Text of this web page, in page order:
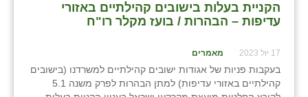
הקניית בעלות בישובים קהילתיים באזורי
עדיפות – הבהרות / בועז מקלר רו"ח
17 יול 2023 מאמרים
בעקבות פניות של אגודות ישובים קהילתיים למשרדנו (בישובים
קהילתיים באזורי עדיפות) למתן הבהרות לפרק משנה 5.1